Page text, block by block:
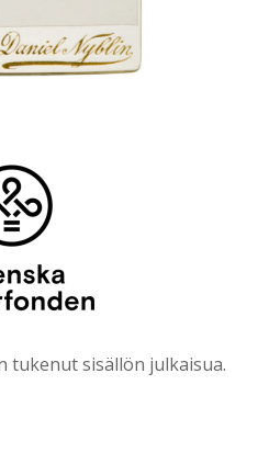
tukenut sisällön julkaisua.